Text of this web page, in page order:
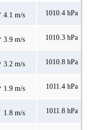
4.1 m/s 1010.4 hPa
3.9 m/s 1010.3 hPa
3.2 m/s 1010.8 hPa
1.9 m/s 1011.4 hPa
1.8 m/s 1011.8 hPa